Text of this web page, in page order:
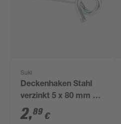
Suki
Deckenhaken Stahl
verzinkt 5 x 80 mm 1
Stück
2,89 €